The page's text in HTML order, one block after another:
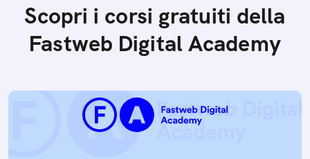
Scopri i corsi gratuiti della
Fastweb Digital Academy